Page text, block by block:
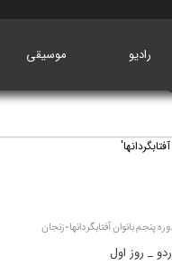
رادیو موسیقی
پنجم بانوان آفتابگردانها-زنجان
_ روز اول